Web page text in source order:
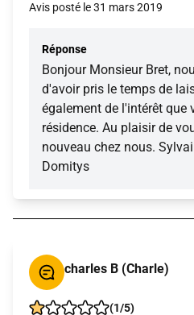
Avis posté le 31 mars 2019
Réponse
Bonjour Monsieur Bret,
d'avoir pris le temps de
également de l'intérêt que
résidence. Au plaisir de
nouveau chez nous.
Domitys
charles B (Charle)
(1/5)